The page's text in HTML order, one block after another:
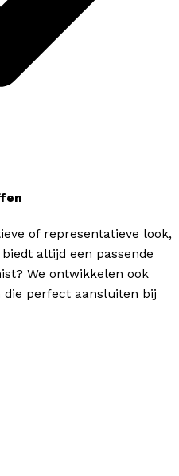
of representatieve look,
altijd een passende
We ontwikkelen ook
die perfect aansluiten bij